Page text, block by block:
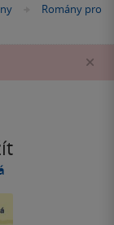
»
Romány pro